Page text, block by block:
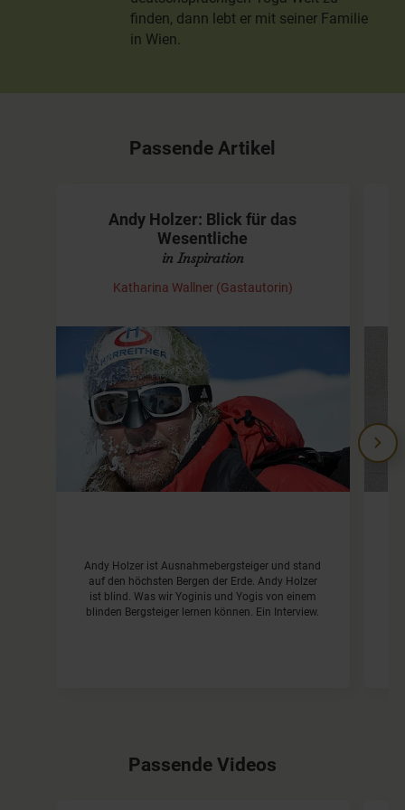
finden, dann lebt er mit seiner Familie
in Wien.
Passende Artikel
Andy Holzer: Blick für das
Wesentliche
in Inspiration
Katharina Wallner (Gastautorin)
Andy Holzer ist Ausnahmebergsteiger und stand
auf den höchsten Bergen der Erde. Andy Holzer
ist blind. Was wir Yoginis und Yogis von einem
blinden Bergsteiger lernen können. Ein Interview.
Passende Videos